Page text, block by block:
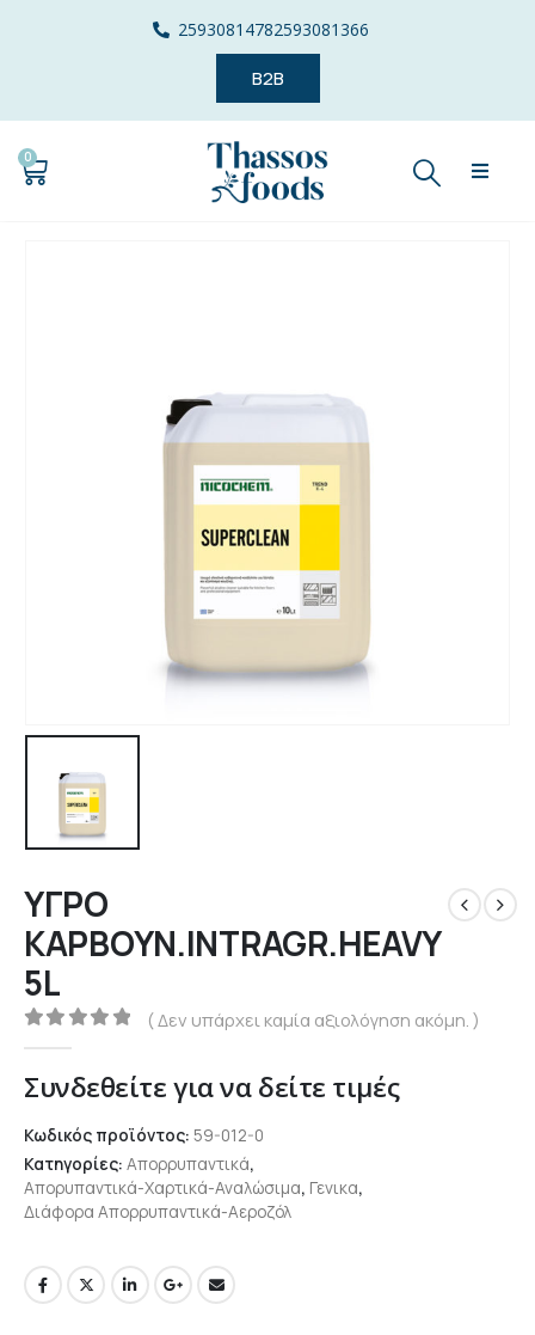
25930814782593081366
B2B
0
ΥΓΡΟ
ΚΑΡΒΟΥΝ.ΙNTRAGR.HEAVY
5L
0out of 5
( Δεν υπάρχει καμία αξιολόγηση ακόμη. )
Συνδεθείτε για να δείτε τιμές
Κωδικός προϊόντος: 59-012-0
Κατηγορίες: Απορρυπαντικά,
Απορυπαντικά-Χαρτικά-Αναλώσιμα, Γενικα,
Διάφορα Απορρυπαντικά-Αεροζόλ